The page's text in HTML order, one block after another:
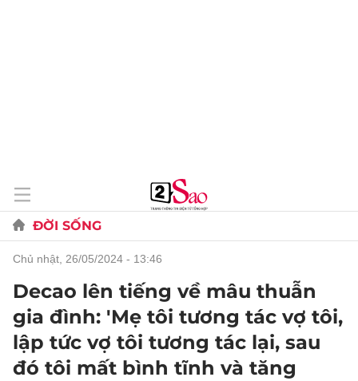
ĐỜI SỐNG
chủ nhật, 26/05/2024 - 13:46
Decao lên tiếng về mâu thuẫn
gia đình: 'Mẹ tôi tương tác vợ tôi,
lập tức vợ tôi tương tác lại, sau
đó tôi mất bình tĩnh và tăng